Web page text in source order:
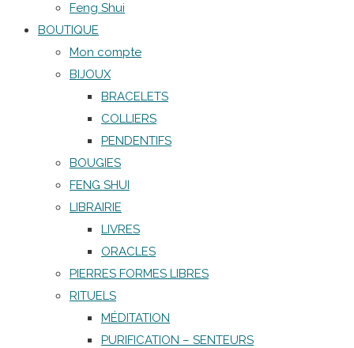
Feng Shui
BOUTIQUE
Mon compte
BIJOUX
BRACELETS
COLLIERS
PENDENTIFS
BOUGIES
FENG SHUI
LIBRAIRIE
LIVRES
ORACLES
PIERRES FORMES LIBRES
RITUELS
MÉDITATION
PURIFICATION – SENTEURS